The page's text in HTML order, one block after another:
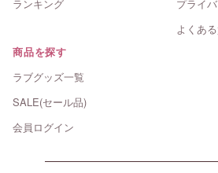
ランキング
プライ
よくあ
商品を探す
ラブグッズ一覧
SALE(セール品)
会員ログイン